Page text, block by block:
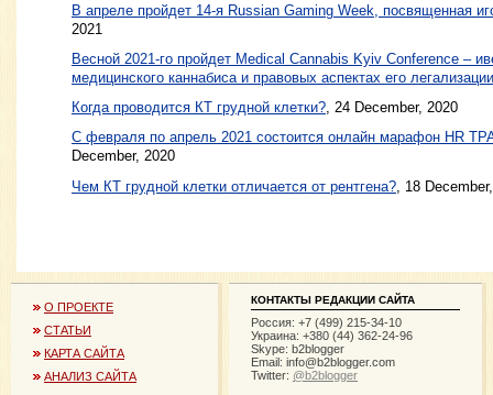
В апреле пройдет 14-я Russian Gaming Week, посвященная
2021
Весной 2021-го пройдет Medical Cannabis Kyiv Conference –
медицинского каннабиса и правовых аспектах его
Когда проводится КТ грудной клетки?, 24 December, 2020
С февраля по апрель 2021 состоится онлайн марафон HR
December, 2020
Чем КТ грудной клетки отличается от рентгена? , 18
О ПРОЕКТЕ
СТАТЬИ
КАРТА САЙТА
АНАЛИЗ САЙТА
КОНТАКТЫ РЕДАКЦИИ САЙТА
Россия: +7 (499) 215-34-10
Украина: +380 (44) 362-24-96
Skype: b2blogger
Email: info@b2blogger.com
Twitter: @b2blogger